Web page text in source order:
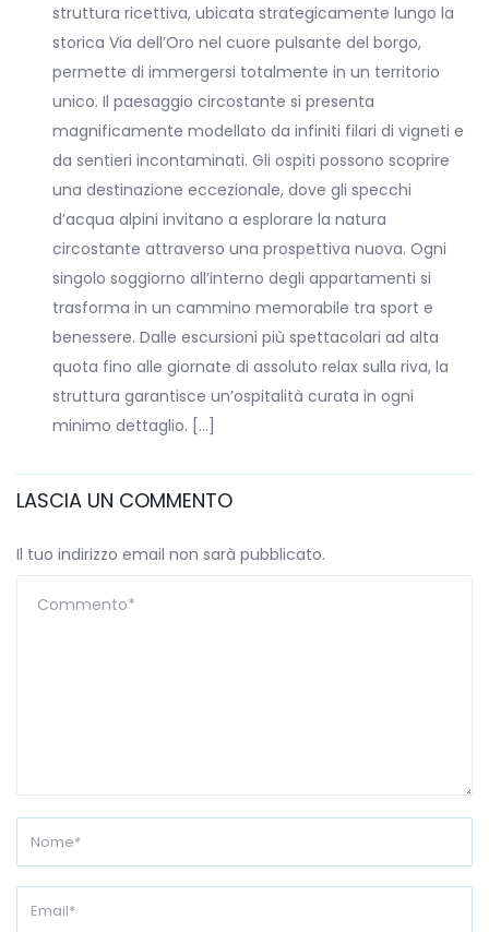
struttura ricettiva, ubicata strategicamente lungo la
storica Via dell’Oro nel cuore pulsante del borgo,
permette di immergersi totalmente in un territorio
unico. Il paesaggio circostante si presenta
magnificamente modellato da infiniti filari di vigneti e
da sentieri incontaminati. Gli ospiti possono scoprire
una destinazione eccezionale, dove gli specchi
d’acqua alpini invitano a esplorare la natura
circostante attraverso una prospettiva nuova. Ogni
singolo soggiorno all’interno degli appartamenti si
trasforma in un cammino memorabile tra sport e
benessere. Dalle escursioni più spettacolari ad alta
quota fino alle giornate di assoluto relax sulla riva, la
struttura garantisce un’ospitalità curata in ogni
minimo dettaglio. […]
LASCIA UN COMMENTO
Il tuo indirizzo email non sarà pubblicato.